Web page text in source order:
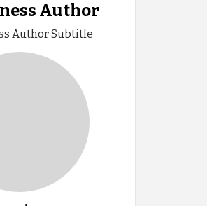
Author
Author Subtitle